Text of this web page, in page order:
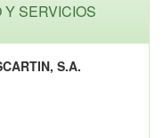
SERVICIOS
S.A.